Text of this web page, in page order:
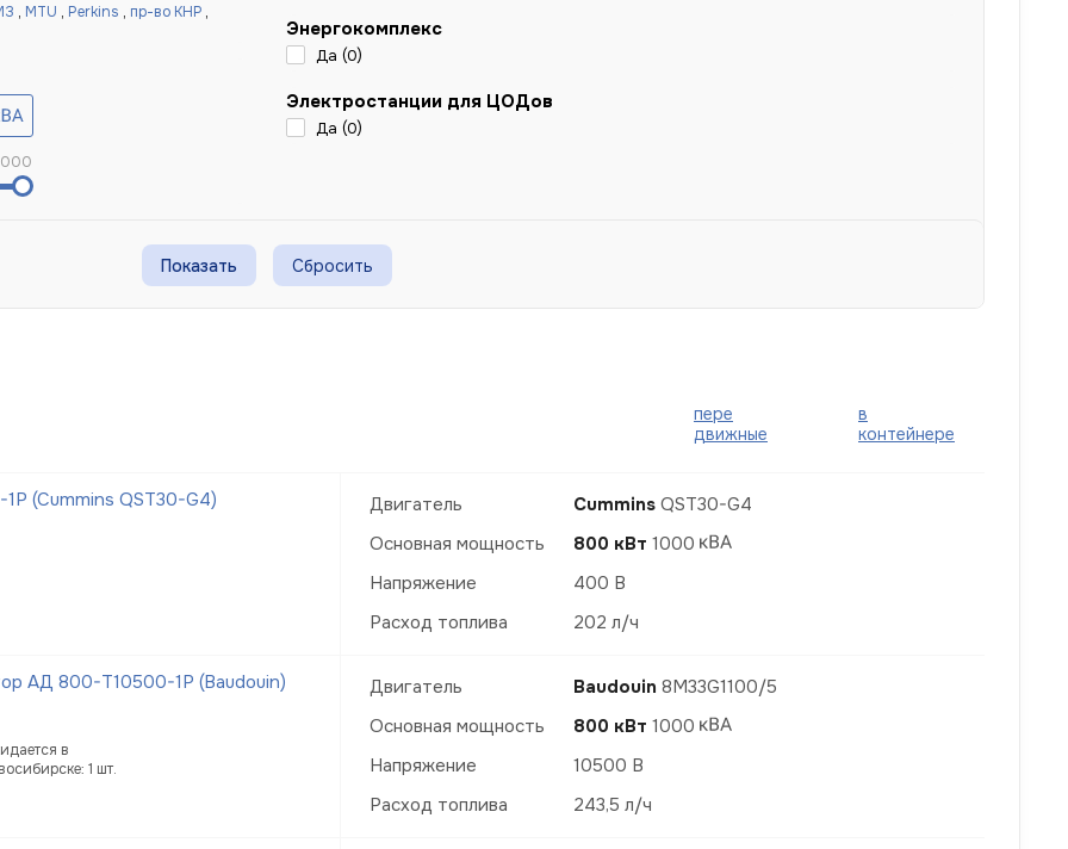
, MTU , Perkins , пр-во КНР ,
000
Энергокомплекс
Да (0)
Электростанции для ЦОДов
Да (0)
Сбросить
пере
движные
в
контейнере
(Cummins QST30-G4)
Двигатель Cummins QST30-G4
Основная мощность
800 кВт 1000
Напряжение
400 В
Расход топлива
202 л/ч
АД 800-Т10500-1Р (Baudouin)
в
1 шт.
Двигатель Baudouin 8M33G1100/5
Основная мощность
800 кВт 1000
Напряжение
10500 В
Расход топлива
243,5 л/ч